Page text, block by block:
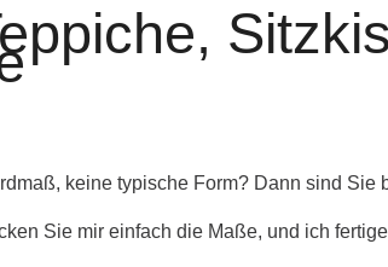
keine typische Form? Dann sind Sie
Sie mir einfach die Maße, und ich